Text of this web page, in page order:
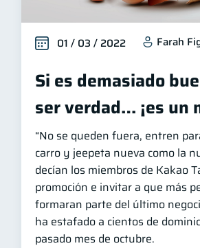
01 / 03 / 2022 Farah
Si es demasiado
ser verdad… ¡es un
“No se queden fuera, entren
carro y jeepeta nueva como la
decían los miembros de Kakao
promoción e invitar a que más
formaran parte del último
ha estafado a cientos de
pasado mes de octubre.